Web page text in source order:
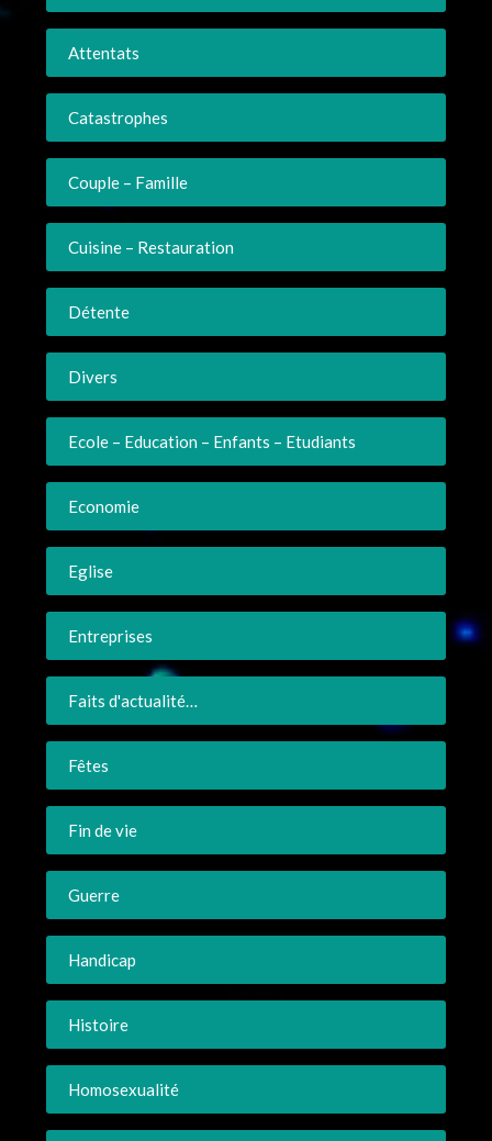
Attentats
Catastrophes
Couple – Famille
Cuisine – Restauration
Détente
Divers
Ecole – Education – Enfants – Etudiants
Economie
Eglise
Entreprises
Faits d'actualité…
Fêtes
Fin de vie
Guerre
Handicap
Histoire
Homosexualité